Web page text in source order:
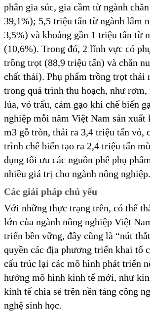
phân gia súc, gia cầm từ ngành
39,1%); 5,5 triệu tấn từ ngành lâm
3,5%) và khoảng gần 1 triệu tấn từ
(10,6%). Trong đó, 2 lĩnh vực có
trồng trọt (88,9 triệu tấn) và chăn
chất thải). Phụ phẩm trồng trọt thải
trong quá trình thu hoạch, như rơm,
lúa, vỏ trấu, cám gạo khi chế biến
nghiệp mỗi năm Việt Nam sản xuất
m3 gỗ tròn, thải ra 3,4 triệu tấn vỏ,
trình chế biến tạo ra 2,4 triệu tấn
dụng tối ưu các nguồn phế phụ
nhiều giá trị cho ngành nông nghiệp.
Các giải pháp chủ yếu
Với những thực trạng trên, có thể
lớn của ngành nông nghiệp Việt
triển bền vững, đây cũng là “nút
quyền các địa phương triển khai tổ
cấu trúc lại các mô hình phát triển
hướng mô hình kinh tế mới, như
kinh tế chia sẻ trên nền tảng công
nghệ sinh học.